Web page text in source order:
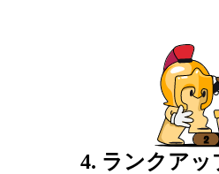
4. ランクアッ